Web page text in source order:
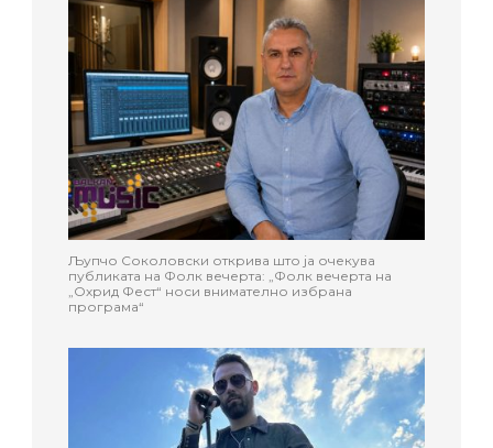
Љупчо Соколовски открива што ја очекува
публиката на Фолк вечерта: „Фолк вечерта на
„Охрид Фест“ носи внимателно избрана
програма“